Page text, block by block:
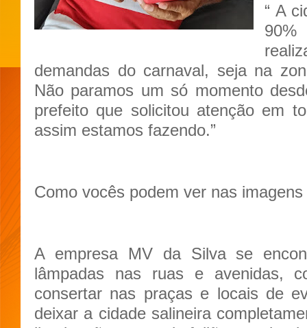
“ A
90%
demandas do carnaval, seja na
Não paramos um só momento
prefeito que solicitou atenção em
assim estamos fazendo.”
Como vocês podem ver nas imagens
A empresa MV da Silva se
lâmpadas nas ruas e avenidas,
consertar nas praças e locais de
deixar a cidade salineira